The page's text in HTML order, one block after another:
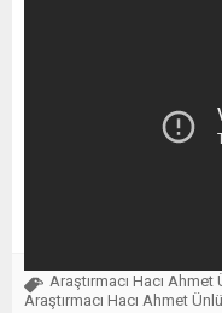
Araştırmacı Hacı Ahmet
Araştırmacı Hacı Ahmet